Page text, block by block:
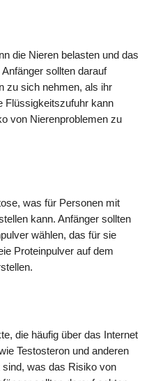
die Nieren belasten und das
sollten darauf
zu sich nehmen, als ihr
Flüssigkeitszufuhr kann
von Nierenproblemen zu
was für Personen mit
kann. Anfänger sollten
wählen, das für sie
Proteinpulver auf dem
die häufig über das Internet
Testosteron und anderen
was das Risiko von